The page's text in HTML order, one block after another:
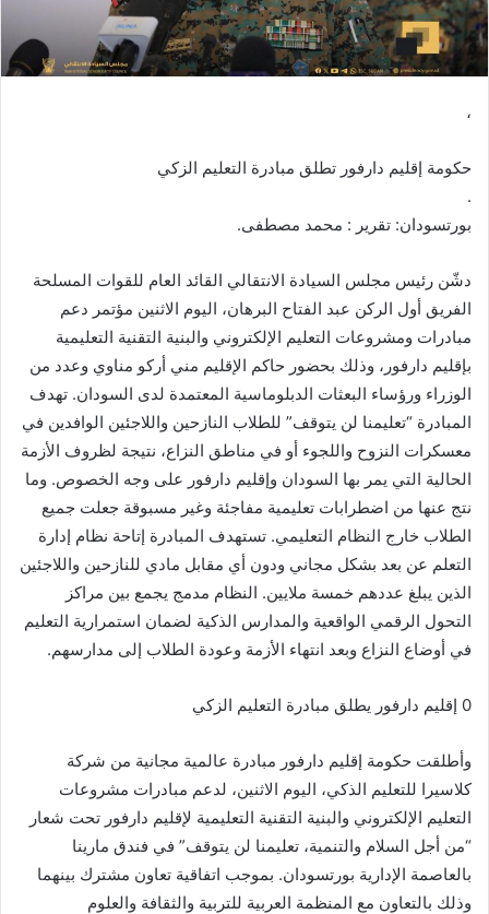
ل
ك
ت
ي
،
حكومة إقليم دارفور تطلق مبادرة التعليم الزكي
.
بورتسودان: تقرير : محمد مصطفى.
دشّن رئيس مجلس السيادة الانتقالي القائد العام للقوات المسلحة
الفريق أول الركن عبد الفتاح البرهان، اليوم الاثنين مؤتمر دعم
مبادرات ومشروعات التعليم الإلكتروني والبنية التقنية التعليمية
بإقليم دارفور، وذلك بحضور حاكم الإقليم مني أركو مناوي وعدد من
الوزراء ورؤساء البعثات الدبلوماسية المعتمدة لدى السودان. تهدف
المبادرة “تعليمنا لن يتوقف” للطلاب النازحين واللاجئين الوافدين في
معسكرات النزوح واللجوء أو في مناطق النزاع، نتيجة لظروف الأزمة
الحالية التي يمر بها السودان وإقليم دارفور على وجه الخصوص. وما
نتج عنها من اضطرابات تعليمية مفاجئة وغير مسبوقة جعلت جميع
الطلاب خارج النظام التعليمي. تستهدف المبادرة إتاحة نظام إدارة
التعلم عن بعد بشكل مجاني ودون أي مقابل مادي للنازحين واللاجئين
الذين يبلغ عددهم خمسة ملايين. النظام مدمج يجمع بين مراكز
التحول الرقمي الواقعية والمدارس الذكية لضمان استمرارية التعليم
في أوضاع النزاع وبعد انتهاء الأزمة وعودة الطلاب إلى مدارسهم.
0 إقليم دارفور يطلق مبادرة التعليم الزكي
وأطلقت حكومة إقليم دارفور مبادرة عالمية مجانية من شركة
كلاسيرا للتعليم الذكي، اليوم الاثنين، لدعم مبادرات مشروعات
التعليم الإلكتروني والبنية التقنية التعليمية لإقليم دارفور تحت شعار
“من أجل السلام والتنمية، تعليمنا لن يتوقف” في فندق مارينا
بالعاصمة الإدارية بورتسودان. بموجب اتفاقية تعاون مشترك بينهما
وذلك بالتعاون مع المنظمة العربية للتربية والثقافة والعلوم